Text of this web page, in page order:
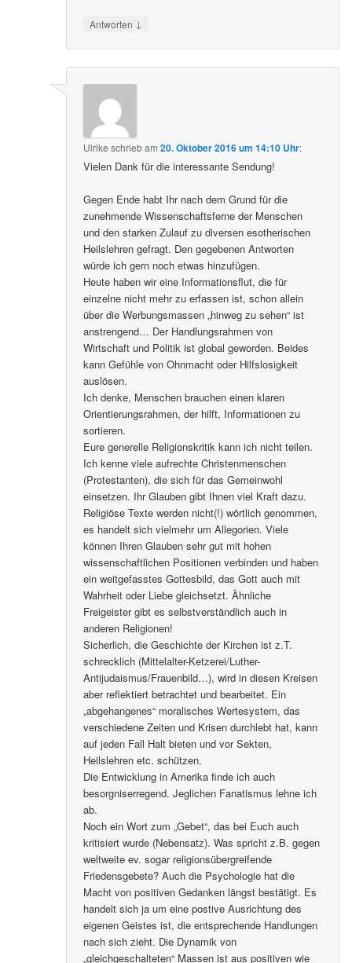
Antworten ↓
Ulrike schriebam20. Oktober 2016 um 14:10 Uhr:
Vielen Dank für die interessante Sendung!
Gegen Ende habt Ihr nach dem Grund für die
zunehmende Wissenschaftsferne der Menschen
und den starken Zulauf zu diversen esotherischen
Heilslehren gefragt. Den gegebenen Antworten
würde ich gern noch etwas hinzufügen.
Heute haben wir eine Informationsflut, die für
einzelne nicht mehr zu erfassen ist, schon allein
über die Werbungsmassen „hinweg zu sehen“ ist
anstrengend… Der Handlungsrahmen von
Wirtschaft und Politik ist global geworden. Beides
kann Gefühle von Ohnmacht oder Hilfslosigkeit
auslösen.
Ich denke, Menschen brauchen einen klaren
Orientierungsrahmen, der hilft, Informationen zu
sortieren.
Eure generelle Religionskritik kann ich nicht teilen.
Ich kenne viele aufrechte Christenmenschen
(Protestanten), die sich für das Gemeinwohl
einsetzen. Ihr Glauben gibt Ihnen viel Kraft dazu.
Religiöse Texte werden nicht(!) wörtlich genommen,
es handelt sich vielmehr um Allegorien. Viele
können Ihren Glauben sehr gut mit hohen
wissenschaftlichen Positionen verbinden und haben
ein weitgefasstes Gottesbild, das Gott auch mit
Wahrheit oder Liebe gleichsetzt. Ähnliche
Freigeister gibt es selbstverständlich auch in
anderen Religionen!
Sicherlich, die Geschichte der Kirchen ist z.T.
schrecklich (Mittelalter-Ketzerei/Luther-
Antijudaismus/Frauenbild…), wird in diesen Kreisen
aber reflektiert betrachtet und bearbeitet. Ein
„abgehangenes“ moralisches Wertesystem, das
verschiedene Zeiten und Krisen durchlebt hat, kann
auf jeden Fall Halt bieten und vor Sekten,
Heilslehren etc. schützen.
Die Entwicklung in Amerika finde ich auch
besorgniserregend. Jeglichen Fanatismus lehne ich
ab.
Noch ein Wort zum „Gebet“, das bei Euch auch
kritisiert wurde (Nebensatz). Was spricht z.B. gegen
weltweite ev. sogar religionsübergreifende
Friedensgebete? Auch die Psychologie hat die
Macht von positiven Gedanken längst bestätigt. Es
handelt sich ja um eine postive Ausrichtung des
eigenen Geistes ist, die entsprechende Handlungen
nach sich zieht. Die Dynamik von
„gleichgeschalteten“ Massen ist aus positiven wie